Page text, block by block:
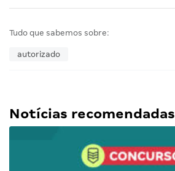
Tudo que sabemos sobre:
autorizado
Notícias recomendadas